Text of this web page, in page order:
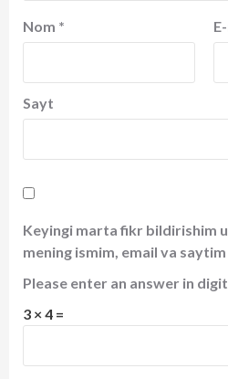
Nom *
Sayt
Keyingi marta fikr bildirishim
mening ismim, email va
Please enter an answer in
3 × 4 =